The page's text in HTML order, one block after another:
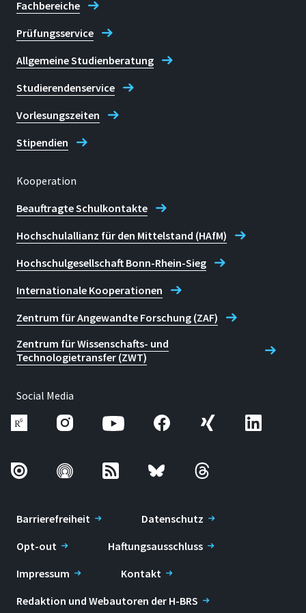
Fachbereiche
Prüfungsservice
Allgemeine Studienberatung
Studierendenservice
Vorlesungszeiten
Stipendien
Kooperation
Beauftragte Schulkontakte
Hochschulallianz für den Mittelstand (HAfM)
Hochschulgesellschaft Bonn-Rhein-Sieg
Internationale Kooperationen
Zentrum für Angewandte Forschung (ZAF)
Zentrum für Wissenschafts- und
Technologietransfer (ZWT)
Social Media
Barrierefreiheit
Datenschutz
Opt-out
Haftungsausschluss
Impressum
Kontakt
Redaktion und Webautoren der H-BRS